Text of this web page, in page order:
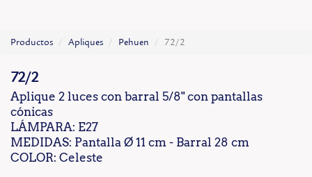
Productos Apliques Pehuen 72/2
72/2
Aplique 2 luces con barral 5/8" con pantallas
cónicas
LÁMPARA: E27
MEDIDAS: Pantalla Ø 11 cm - Barral 28 cm
COLOR: Celeste